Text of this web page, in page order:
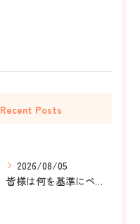
Recent Posts
2026/08/05
皆様は何を基準にペット葬儀社を選びますか？